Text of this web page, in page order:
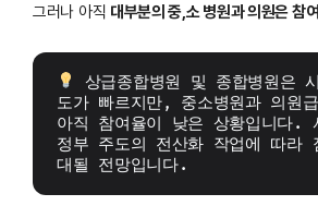
그러나 아직 대부분의 중,소 병원과 의원은 참
상급종합병원 및 종합병원은
도가 빠르지만, 중소병원과 의원
아직 참여율이 낮은 상황입니다.
정부 주도의 전산화 작업에 따라
대될 전망입니다.